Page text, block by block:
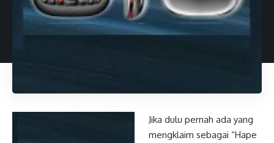
Jika dulu pernah ada yang
mengklaim sebagai “Hape